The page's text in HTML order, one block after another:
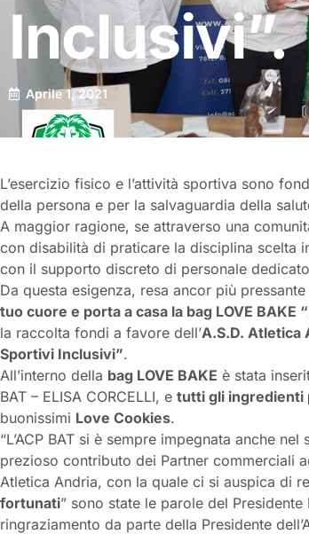
Inclusivi”.
Aprile 1, 2021
L’esercizio fisico e l’attività sportiva sono
della persona e per la salvaguardia della
A maggior ragione, se attraverso una
con disabilità di praticare la disciplina scelta
con il supporto discreto di personale
Da questa esigenza, resa ancor più
tuo cuore e porta a casa la bag LOVE BAKE “
la raccolta fondi a favore dell’A.S.D. Atletica
Sportivi Inclusivi”.
All’interno della bag LOVE BAKE è stata
BAT – ELISA CORCELLI, e tutti gli ingredienti
buonissimi Love Cookies.
“L’ACP BAT si è sempre impegnata anche
prezioso contributo dei Partner commerciali
Atletica Andria, con la quale ci si auspica di
fortunati” sono state le parole del
ringraziamento da parte della Presidente